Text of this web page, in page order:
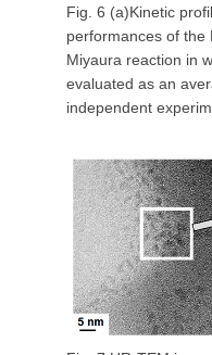
Fig. 6 (a)Kinetic
performances of the
Miyaura reaction in
evaluated as an
independent